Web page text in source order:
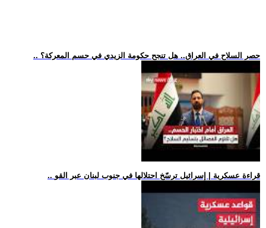
.. حصر السلاح في العراق.. هل تنجح حكومة الزيدي في حسم المعركة؟
.. قراءة عسكرية | إسرائيل ترسّخ احتلالها في جنوب لبنان عبر القو